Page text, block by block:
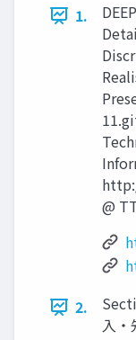
1.
@
2.
入・